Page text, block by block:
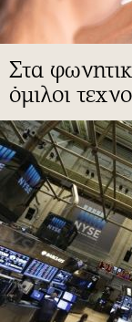
Στα
όμιλοι